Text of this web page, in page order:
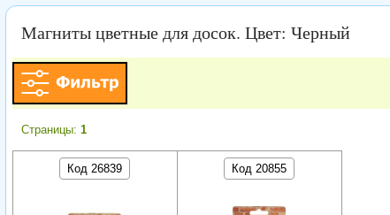
Магниты цветные для досок. Цвет: Черный
Страницы: 1
Код 26839 Код 20855